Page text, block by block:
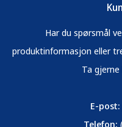
Har du spørsmål
produktinformasjon eller
Ta
E-post:
Telefon: